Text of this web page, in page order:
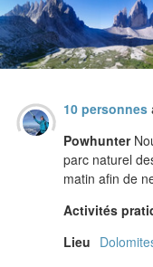
10 personnes
Powhunter
parc naturel
matin afin de
Activités
Lieu